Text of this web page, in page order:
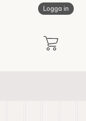
Logga in